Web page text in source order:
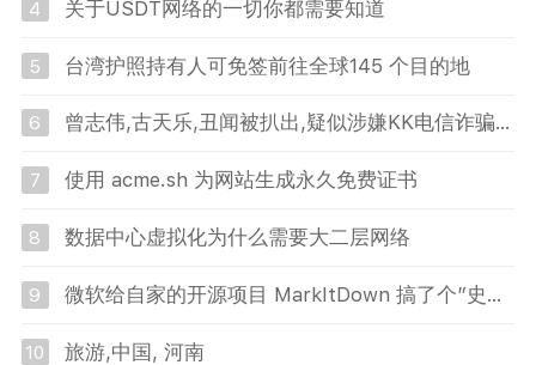
4 关于USDT网络的一切你都需要知道
5 台湾护照持有人可免签前往全球145 个目的地
6 曾志伟,古天乐,丑闻被扒出,疑似涉嫌KK电信诈骗,与李泽楷,往事被翻出
7 使用 acme.sh 为网站生成永久免费证书
8 数据中心虚拟化为什么需要大二层网络
9 微软给自家的开源项目 MarkItDown 搞了个”史诗级”更新
10 旅游,中国, 河南